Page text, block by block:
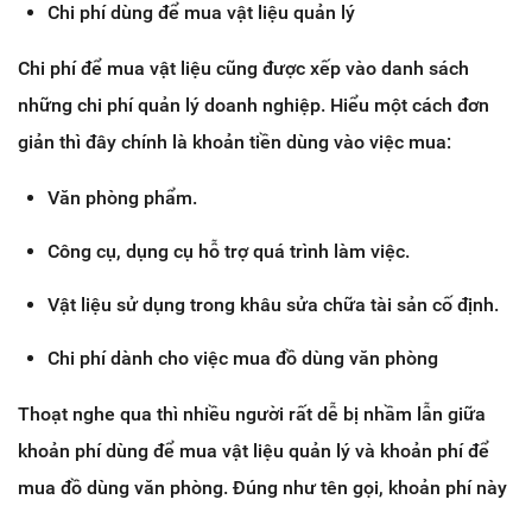
Chi phí dùng để mua vật liệu quản lý
Chi phí để mua vật liệu cũng được xếp vào danh sách
những chi phí quản lý doanh nghiệp. Hiểu một cách đơn
giản thì đây chính là khoản tiền dùng vào việc mua:
Văn phòng phẩm.
Công cụ, dụng cụ hỗ trợ quá trình làm việc.
Vật liệu sử dụng trong khâu sửa chữa tài sản cố định.
Chi phí dành cho việc mua đồ dùng văn phòng
Thoạt nghe qua thì nhiều người rất dễ bị nhầm lẫn giữa
khoản phí dùng để mua vật liệu quản lý và khoản phí để
mua đồ dùng văn phòng. Đúng như tên gọi, khoản phí này